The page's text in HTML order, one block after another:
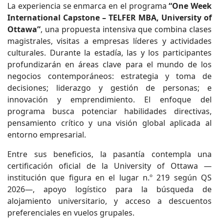
La experiencia se enmarca en el programa“One Week
International Capstone – TELFER MBA, University of
Ottawa”, una propuesta intensiva que combina clases
magistrales, visitas a empresas líderes y actividades
culturales. Durante la estadía, las y los participantes
profundizarán en áreas clave para el mundo de los
negocios contemporáneos: estrategia y toma de
decisiones; liderazgo y gestión de personas; e
innovación y emprendimiento. El enfoque del
programa busca potenciar habilidades directivas,
pensamiento crítico y una visión global aplicada al
entorno empresarial.
Entre sus beneficios, la pasantía contempla una
certificación oficial de la University of Ottawa —
institución que figura en el lugar n.º 219 según QS
2026—, apoyo logístico para la búsqueda de
alojamiento universitario, y acceso a descuentos
preferenciales en vuelos grupales.